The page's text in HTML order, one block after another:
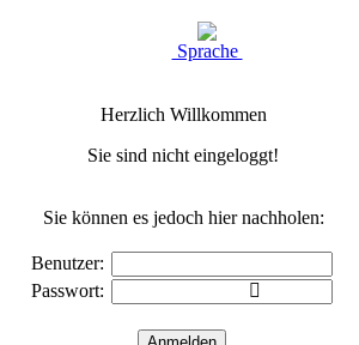
Sprache
Herzlich Willkommen
Sie sind nicht eingeloggt!
Sie können es jedoch hier nachholen:
Benutzer:
Passwort: